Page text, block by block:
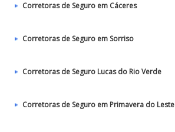
Corretoras de Seguro em Cáceres
Corretoras de Seguro em Sorriso
Corretoras de Seguro Lucas do Rio Verde
Corretoras de Seguro em Primavera do Leste